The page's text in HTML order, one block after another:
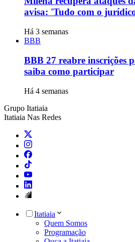
avisa: 'Tudo com o
Há 3 semanas
BBB
BBB 27 reabre inscrições
saiba como participar
Há 4 semanas
Grupo Itatiaia
Itatiaia Nas Redes
Itatiaia
Quem Somos
Programação